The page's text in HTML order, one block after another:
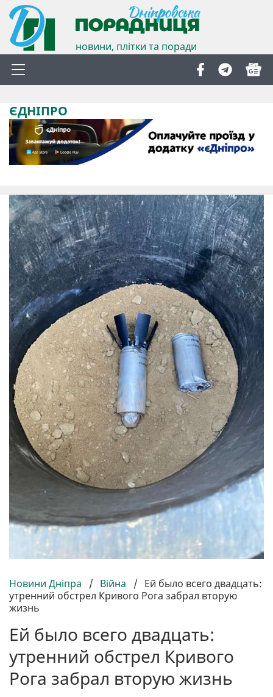
новини, плітки та поради
ЄДНІПРО
Новини Дніпра / Війна / Ей было всего двадцать:
утренний обстрел Кривого Рога забрал вторую
жизнь
Ей было всего двадцать:
утренний обстрел Кривого
Рога забрал вторую жизнь